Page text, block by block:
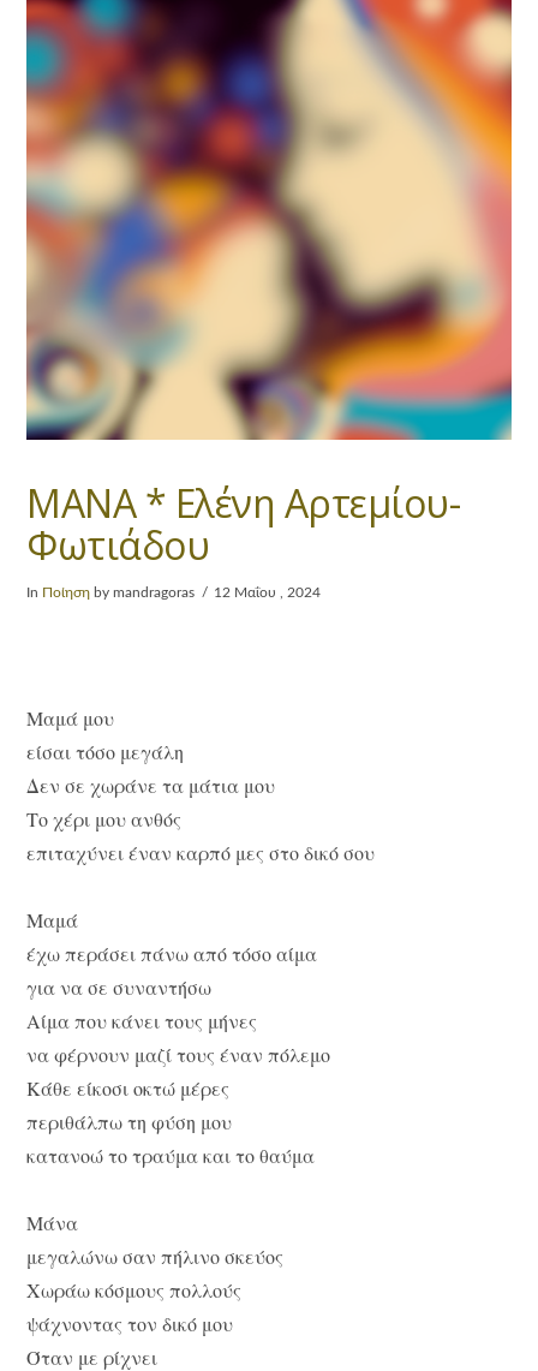
ΜΑΝΑ * Ελένη Αρτεμίου-
Φωτιάδου
In Ποίηση by mandragoras 12 Μαΐου , 2024
Μαμά μου
είσαι τόσο μεγάλη
Δεν σε χωράνε τα μάτια μου
Το χέρι μου ανθός
επιταχύνει έναν καρπό μες στο δικό σου
Μαμά
έχω περάσει πάνω από τόσο αίμα
για να σε συναντήσω
Αίμα που κάνει τους μήνες
να φέρνουν μαζί τους έναν πόλεμο
Κάθε είκοσι οκτώ μέρες
περιθάλπω τη φύση μου
κατανοώ το τραύμα και το θαύμα
Μάνα
μεγαλώνω σαν πήλινο σκεύος
Χωράω κόσμους πολλούς
ψάχνοντας τον δικό μου
Όταν με ρίχνει